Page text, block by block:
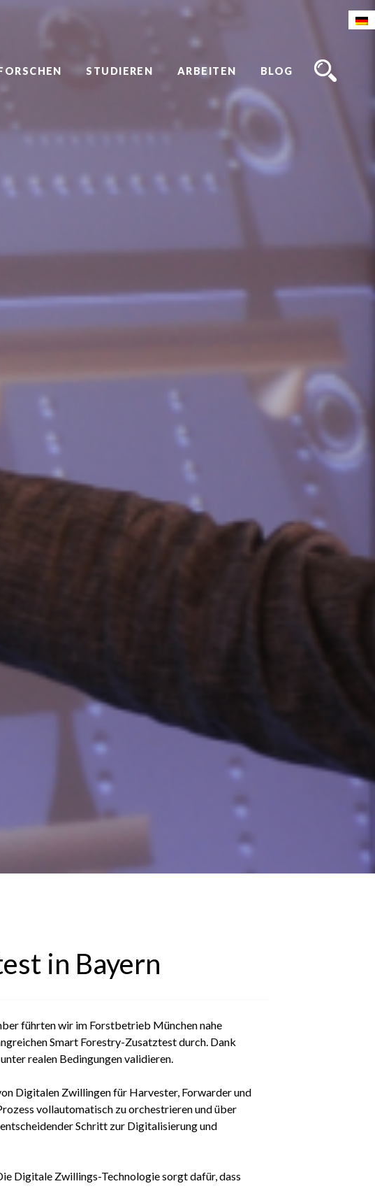
STUDIEREN ARBEITEN BLOG
in Bayern
führten wir im Forstbetrieb München nahe
Smart Forestry-Zusatztest durch. Dank
realen Bedingungen validieren.
Digitalen Zwillingen für Harvester, Forwarder und
vollautomatisch zu orchestrieren und über
Schritt zur Digitalisierung und
Digitale Zwillings-Technologie sorgt dafür, dass